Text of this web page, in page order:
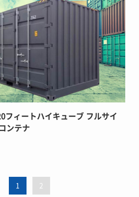
フィートハイキューブ フルサイ
ンテナ
1 2